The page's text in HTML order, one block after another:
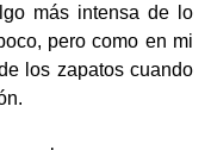
más intensa de lo
pero como en mi
los zapatos cuando